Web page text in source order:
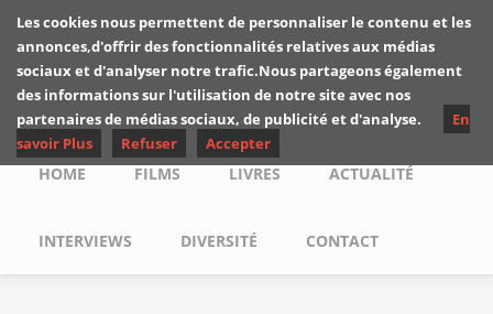
Skip to main content
Les critiques de
Yuyine
Main menu
HOME FILMS LIVRES ACTUALITÉ
INTERVIEWS DIVERSITÉ CONTACT
Les cookies nous permettent de personnaliser le contenu et les
annonces,d'offrir des fonctionnalités relatives aux médias
sociaux et d'analyser notre trafic.Nous partageons également
des informations sur l'utilisation de notre site avec nos
partenaires de médias sociaux, de publicité et d'analyse.
En
savoir Plus
Refuser Accepter